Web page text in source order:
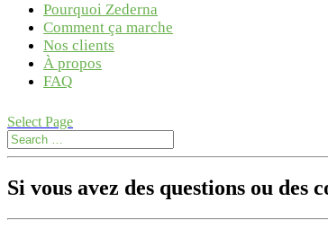
Pourquoi Zederna
Comment ça marche
Nos clients
À propos
FAQ
Select Page
Si vous avez des questions ou des